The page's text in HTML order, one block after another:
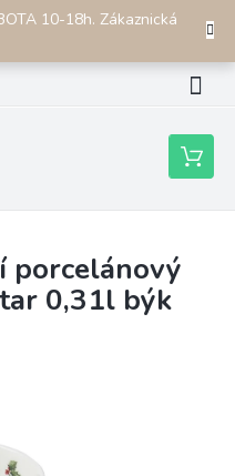
10-18h. Zákaznická
Nákupní
košík
porcelánový
0,31l býk